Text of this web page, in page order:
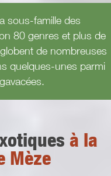
sous-famille des
80 genres et plus de
de nombreuses
quelques-unes parmi
à la
Mèze